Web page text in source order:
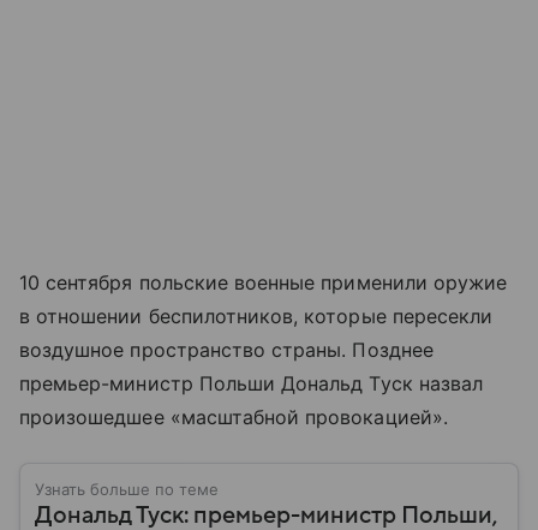
10 сентября польские военные применили оружие
в отношении беспилотников, которые пересекли
воздушное пространство страны. Позднее
премьер-министр Польши Дональд Туск назвал
произошедшее «масштабной провокацией».
Узнать больше по теме
Дональд Туск: премьер-министр Польши,